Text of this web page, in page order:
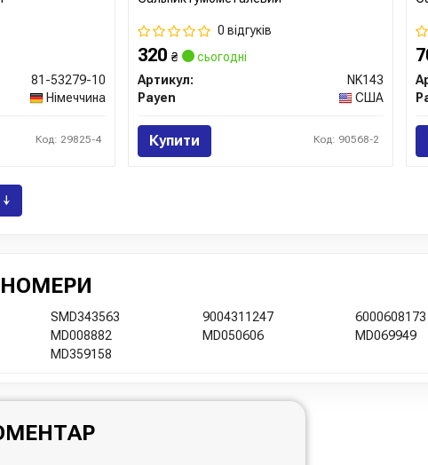
81-53279-10
Німеччина
Код: 29825-4
0 відгуків
320 ₴
сьогодні
Артикул:
NK143
Payen
США
Купити Код: 90568-2
НОМЕРИ
SMD343563 9004311247 6000608173
MD008882
MD050606 MD069949
MD359158